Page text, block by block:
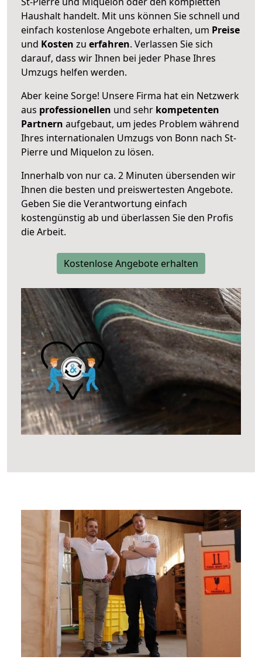
Haushalt handelt. Mit uns können Sie schnell und
einfach kostenlose Angebote erhalten, um Preise
und Kosten zu erfahren. Verlassen Sie sich
darauf, dass wir Ihnen bei jeder Phase Ihres
Umzugs helfen werden.
Aber keine Sorge! Unsere Firma hat ein Netzwerk
aus professionellen und sehr kompetenten
Partnern aufgebaut, um jedes Problem während
Ihres internationalen Umzugs von Bonn nach St-
Pierre und Miquelon zu lösen.
Innerhalb von nur ca. 2 Minuten übersenden wir
Ihnen die besten und preiswertesten Angebote.
Geben Sie die Verantwortung einfach
kostengünstig ab und überlassen Sie den Profis
die Arbeit.
Kostenlose Angebote erhalten